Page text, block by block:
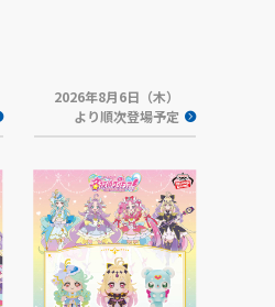
2026年8月6日（木）
より順次登場予定